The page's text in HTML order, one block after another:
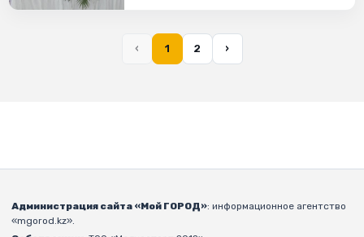
‹ 1 2 ›
Администрация сайта «Мой ГОРОД»: информационное агентство
«mgorod.kz».